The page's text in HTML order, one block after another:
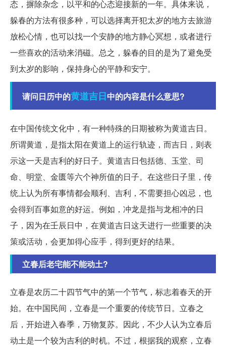
态，摒除杂念，以平和的心态迎接新的一年。具体来说，
躲春的方法有很多种，可以选择离开犯太岁的地方去旅游
放松心情，也可以找一个安静的地方静心冥想，或者进行
一些喜欢的活动来消磁。总之，躲春的目的是为了避免受
到太岁的影响，保持身心的平静和安宁。
请问日历中的黄道吉日中的内容是什么意思?
在中国传统文化中，有一种特殊的日期被称为黄道吉日。
所谓黄道，是指太阳在黄道上的运行轨迹，而吉日，则表
示这一天是吉利的好日子。黄道吉日包括德、玉堂、司
命、明堂、金匮等六个神所值的日子。在这些日子里，传
统上认为所有事情都会顺利、吉利，不需要担心凶忌，也
会得到百事如意的好运。例如，冲龙是指与龙相冲的日
子，因为在壬辰日中，在黄道吉日这天进行一些重要的决
策或活动，会更加得心应手，得到更好的结果。
立春后老宅能不能动土?
立春是农历二十四节气中的第一个节气，标志着春天的开
始。在中国民间，立春是一个重要的传统节日。立春之
后，开始进入春季，万物复苏。因此，不少人认为立春后
动土是一个较为吉利的时机。不过，根据我的观察，立春